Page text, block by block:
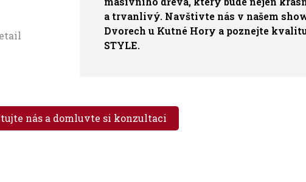
a trvanlivý. Navštivte nás v našem
Dvorech u Kutné Hory a poznejte
STYLE.
nás a domluvte si konzultaci